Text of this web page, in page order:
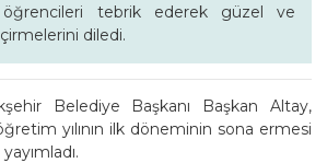
öğrencileri tebrik ederek güzel ve
diledi.
Belediye Başkanı Başkan Altay,
yılının ilk döneminin sona ermesi